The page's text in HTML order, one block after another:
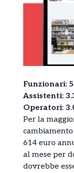
Funzionari:
Assistenti:
Operatori:
Per la
614 euro
al mese per
dovrebbe